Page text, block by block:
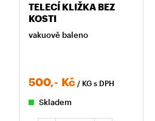
TELECÍ KLIŽKA BEZ
KOSTI
vakuově baleno
500,- Kč / KG s DPH
Skladem